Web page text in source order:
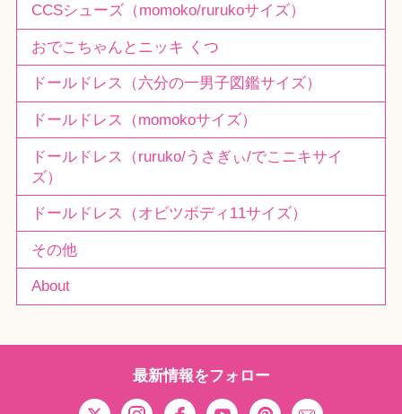
CCSシューズ（momoko/rurukoサイズ）
おでこちゃんとニッキ くつ
ドールドレス（六分の一男子図鑑サイズ）
ドールドレス（momokoサイズ）
ドールドレス（ruruko/うさぎぃ/でこニキサイ
ズ）
ドールドレス（オビツボディ11サイズ）
その他
About
最新情報をフォロー